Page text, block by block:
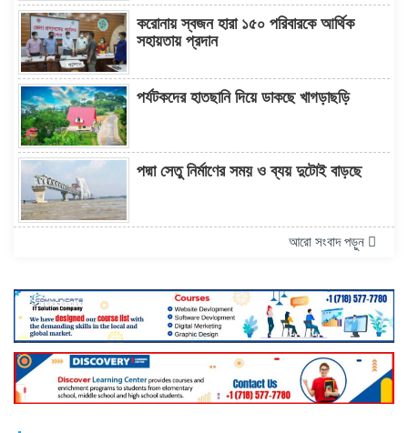
করোনায় স্বজন হারা ১৫০ পরিবারকে আর্থিক
সহায়তায় প্রদান
পর্যটকদের হাতছানি দিয়ে ডাকছে খাগড়াছড়ি
পদ্মা সেতু নির্মাণের সময় ও ব্যয় দুটোই বাড়ছে
আরো সংবাদ পড়ুন